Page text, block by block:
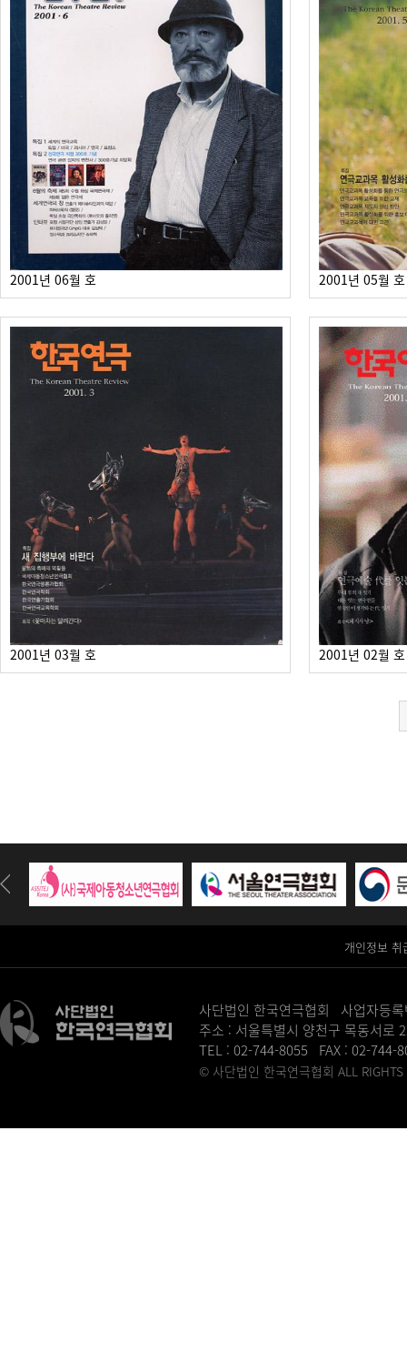
2001년 06월 호 2001년 05월 호
2001년 03월 호 2001년 02월 호
개인정보 취
사단법인 한국연극협회 사업자등
주소 : 서울특별시 양천구 목동서로
TEL : 02-744-8055 FAX : 02-
© 사단법인 한국연극협회 ALL RIGHTS